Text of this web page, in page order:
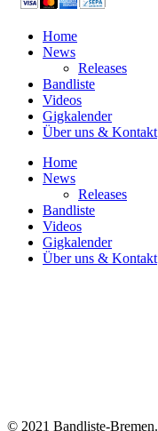
Home
News
Releases
Bandliste
Videos
Gigkalender
Über uns & Kontakt
Home
News
Releases
Bandliste
Videos
Gigkalender
Über uns & Kontakt
© 2021 Bandliste-